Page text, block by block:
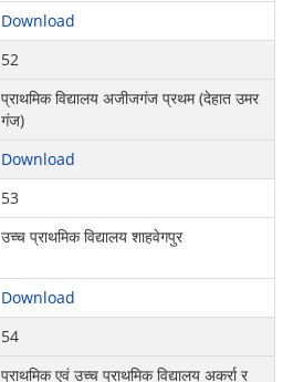
Download
52
प्राथमिक विद्यालय अजीजगंज प्रथम (देहात उमर
गंज)
Download
53
उच्च प्राथमिक विद्यालय शाहवेगपुर
Download
54
प्राथमिक एवं उच्च प्राथमिक विद्यालय अकर्रा र